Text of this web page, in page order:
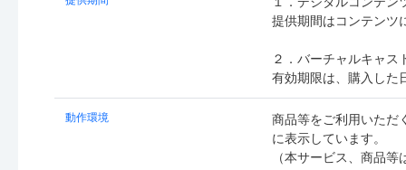
提供期間はコンテンツ
２．バーチャルキャス
有効期限は、購入した
動作環境
商品等をご利用いただ
に表示しています。
（本サービス、商品